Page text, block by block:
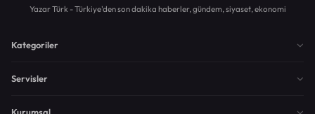
Yazar Türk - Türkiye'den son dakika haberler, gündem, siyaset, ekonomi
Kategoriler
Servisler
Kurumsal